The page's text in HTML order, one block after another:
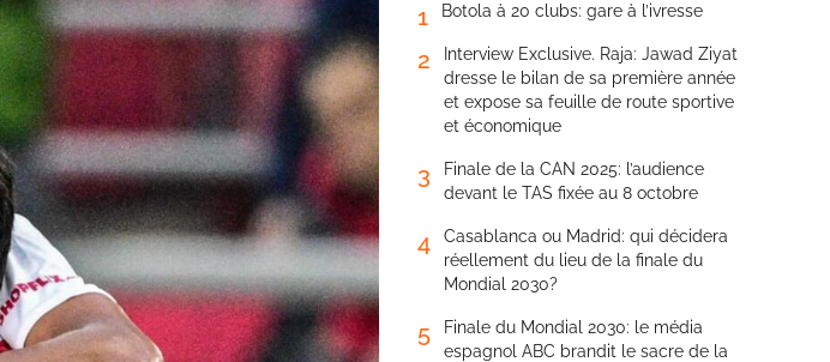
1 Botola à 20 clubs: gare à l’ivresse
2
Interview Exclusive. Raja: Jawad Ziyat
dresse le bilan de sa première année
et expose sa feuille de route sportive
et économique
3
Finale de la CAN 2025: l’audience
devant le TAS fixée au 8 octobre
4
Casablanca ou Madrid: qui décidera
réellement du lieu de la finale du
Mondial 2030?
5
Finale du Mondial 2030: le média
espagnol ABC brandit le sacre de la